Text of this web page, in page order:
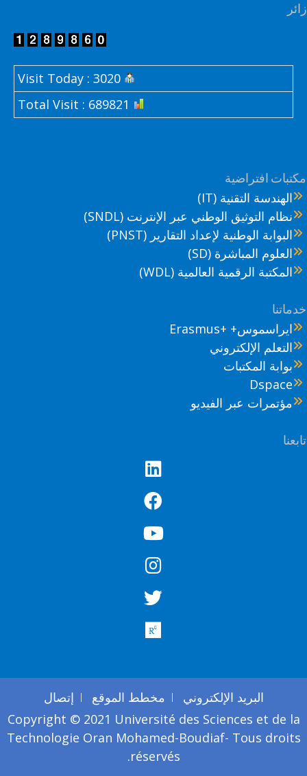
Visit Today : 3020
Total Visit : 689821
افتراضية
الهندسة التقنية (IT)
نظام التوثيق الوطني عبر الإنترنت (SNDL)
البوابة الوطنية لإعداد التقارير (PNST)
العلوم المباشرة (SD)
المكتبة الرقمية العالمية (WDL)
ايراسموس+ +Erasmus
التعلم الإلكتروني
بوابة المكتبات
Dspace
مؤتمرات عبر الفيديو
البريد الإلكتروني مخطط الموقع
إتصال
Copyright © 2021 Université des Sciences et de
Technologie Oran Mohamed-Boudiaf- Tous
réservés.